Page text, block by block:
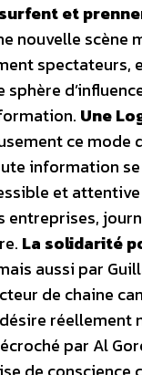
et
nouvelle
spectateurs,
sphère
Une
ce mode
information
et
entreprises,
La solidarité
aussi par
de chaine
par Al